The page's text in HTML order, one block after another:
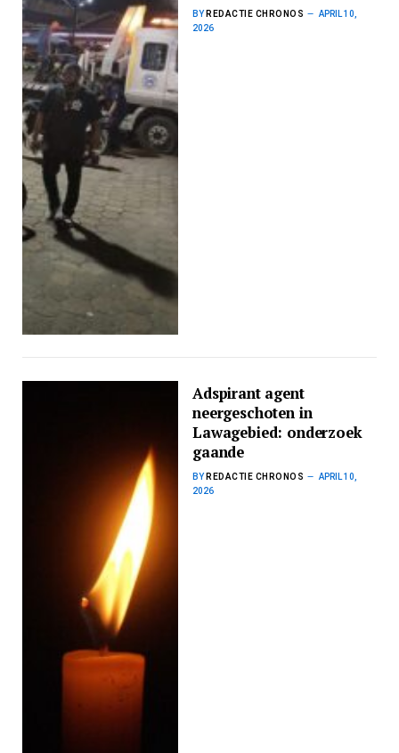
BY REDACTIE CHRONOS
APRIL 10,
2026
Adspirant agent
neergeschoten in
Lawagebied: onderzoek
gaande
BY REDACTIE CHRONOS
APRIL 10,
2026